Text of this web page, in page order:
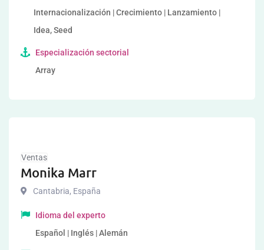
Internacionalización | Crecimiento | Lanzamiento |
Idea, Seed
Especialización sectorial
Array
Ventas
Monika Marr
Cantabria, España
Idioma del experto
Español | Inglés | Alemán